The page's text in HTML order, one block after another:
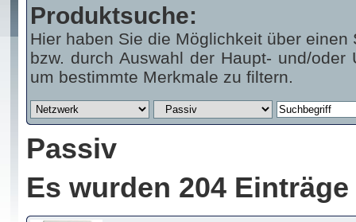
Produktsuche:
Hier haben Sie die Möglichkeit über
bzw. durch Auswahl der Haupt- und/
um bestimmte Merkmale zu filtern.
Passiv
Es wurden 204